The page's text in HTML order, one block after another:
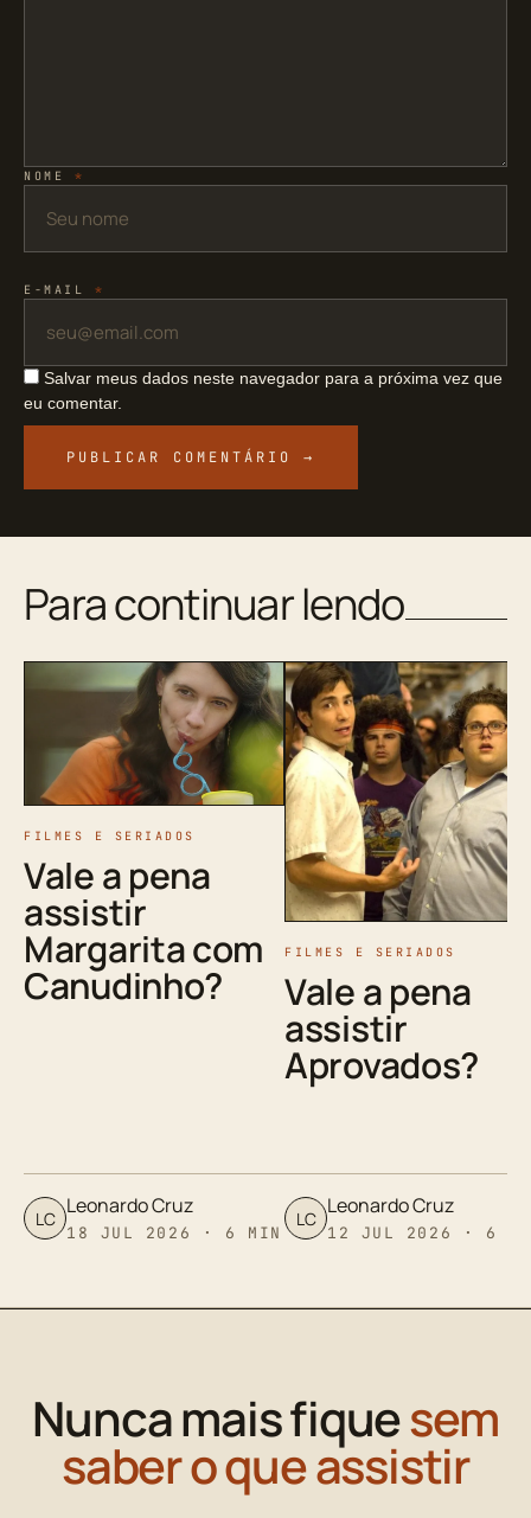
NOME *
E-MAIL *
Salvar meus dados neste navegador para a próxima vez que
eu comentar.
Para continuar lendo
FILMES E SERIADOS
Vale a pena
assistir
Margarita com
Canudinho?
LC Leonardo Cruz
18 JUL 2026 · 6 MIN
FILMES E SERIADOS
Vale a pena
assistir
Aprovados?
LC Leonardo Cruz
12 JUL 2026 · 6
Nunca mais fiquesem
saber o que assistir